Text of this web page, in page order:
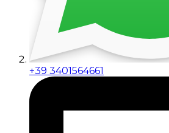
+39 3401564661